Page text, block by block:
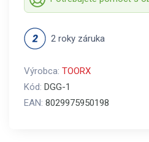
2 roky záruka
Výrobca: TOORX
Kód: DGG-1
EAN: 8029975950198